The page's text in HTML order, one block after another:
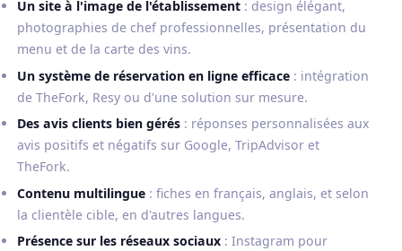
Un site à l'image de l'établissement : design élégant,
photographies de chef professionnelles, présentation du
menu et de la carte des vins.
Un système de réservation en ligne efficace : intégration
de TheFork, Resy ou d'une solution sur mesure.
Des avis clients bien gérés : réponses personnalisées aux
avis positifs et négatifs sur Google, TripAdvisor et
TheFork.
Contenu multilingue : fiches en français, anglais, et selon
la clientèle cible, en d'autres langues.
Présence sur les réseaux sociaux : Instagram pour